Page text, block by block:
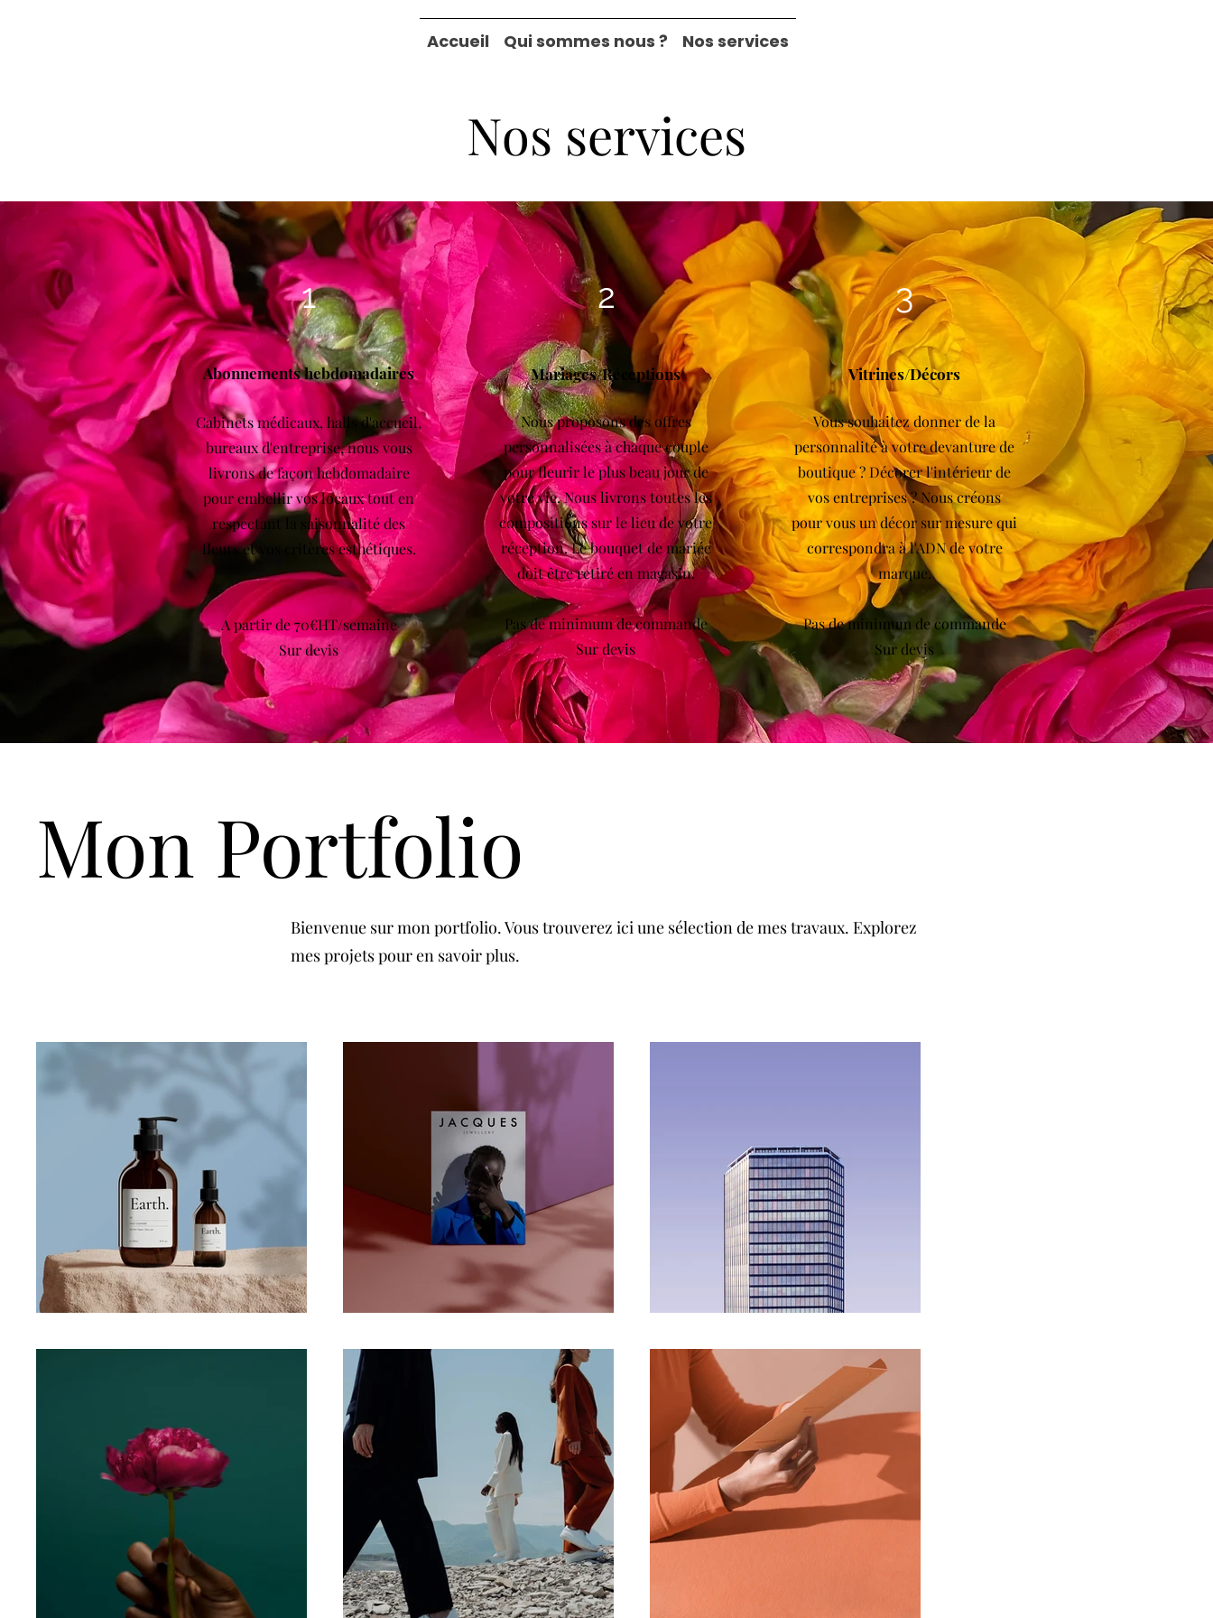
Accueil Qui sommes nous ? Nos services
Nos services
1
Abonnements hebdomadaires
Cabinets médicaux, halls d'accueil,
bureaux d'entreprise, nous vous
livrons de façon hebdomadaire
pour embellir vos locaux tout en
respectant la saisonnalité des
fleurs et vos critères esthétiques.
A partir de 70€HT/semaine
Sur devis
2
Mariages/Réceptions
Nous proposons des offres
personnalisées à chaque couple
pour fleurir le plus beau jour de
votre vie. Nous livrons toutes les
compositions sur le lieu de votre
réception. Le bouquet de mariée
doit être retiré en magasin.
Pas de minimum de commande
Sur devis
3
Vitrines/Décors
Vous souhaitez donner de la
personnalité à votre devanture de
boutique ? Décorer l'intérieur de
vos entreprises ? Nous créons
pour vous un décor sur mesure qui
correspondra à l'ADN de votre
marque.
Pas de minimum de commande
Sur devis
Mon Portfolio
Bienvenue sur mon portfolio. Vous trouverez ici une sélection de mes travaux. Explorez
mes projets pour en savoir plus.